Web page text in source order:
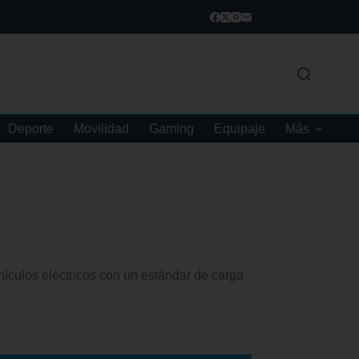
Deporte Movilidad Gaming Equipaje Más
eléctricos con un estándar de carga